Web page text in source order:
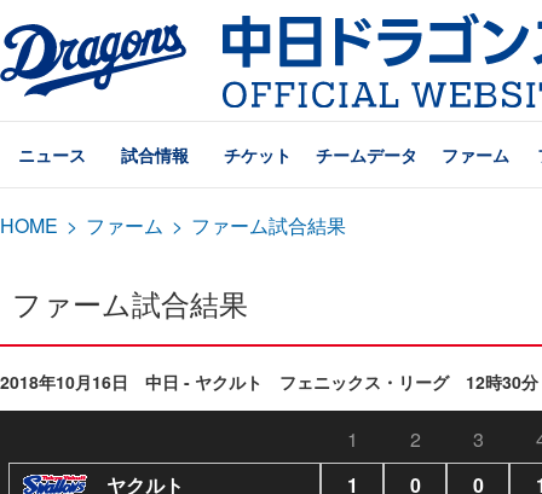
ニュース 試合情報 チケット チームデータ ファーム
HOME > ファーム > ファーム試合結果
ファーム試合結果
2018年10月16日 中日 - ヤクルト フェニックス・リーグ 12時30分
1 2 3
ヤクルト
1 0 0